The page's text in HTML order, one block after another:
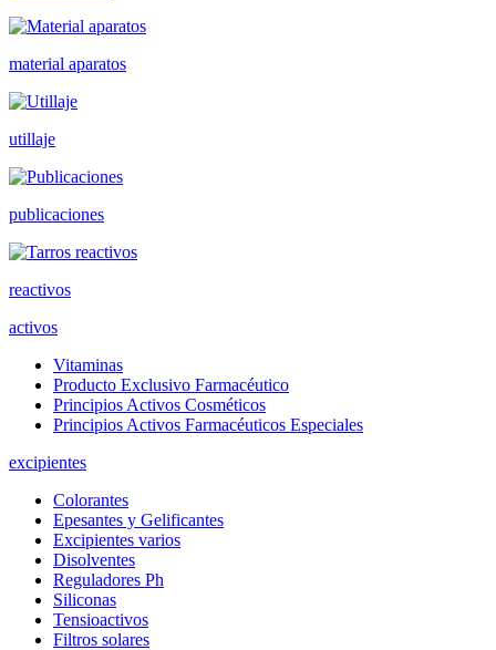
material aparatos
utillaje
publicaciones
reactivos
activos
Vitaminas
Producto Exclusivo Farmacéutico
Principios Activos Cosméticos
Principios Activos Farmacéuticos Especiales
excipientes
Colorantes
Epesantes y Gelificantes
Excipientes varios
Disolventes
Reguladores Ph
Siliconas
Tensioactivos
Filtros solares